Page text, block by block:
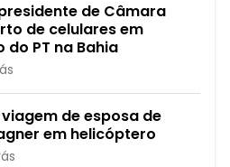
de Câmara
de celulares em
do PT na Bahia
de esposa de
em helicóptero